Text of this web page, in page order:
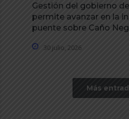
Gestión del gobierno
permite avanzar en la
puente sobre Caño
30 julio, 2026
Más